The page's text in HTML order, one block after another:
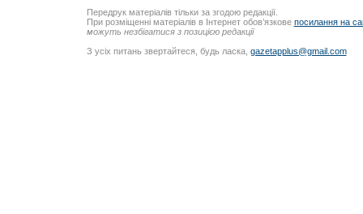
Передрук матеріалів тільки за згодою редакції.
При розміщенні матеріалів в Інтернет обов’язкове посилання на
можуть незбігатися з позицією редакції
З усіх питань звертайтеся, будь ласка, gazetapplus@gmail.com